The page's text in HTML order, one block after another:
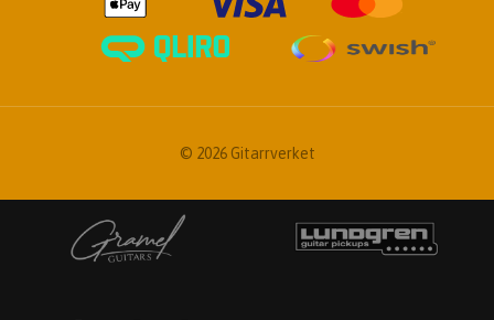
© 2026 Gitarrverket